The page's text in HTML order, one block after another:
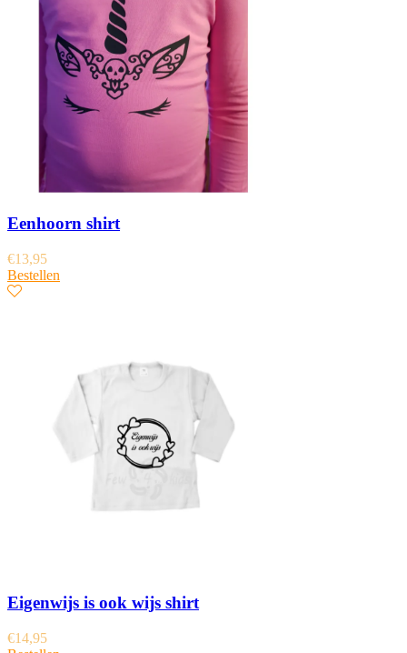
Eenhoorn shirt
€13,95
Bestellen
Eigenwijs is ook wijs shirt
€14,95